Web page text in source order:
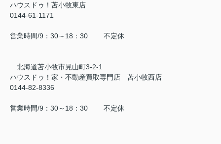
ハウスドゥ！苫小牧東店
0144-61-1171
営業時間/9：30～18：30 不定休
北海道苫小牧市見山町3-2-1
ハウスドゥ！家・不動産買取専門店 苫小牧西店
0144-82-8336
営業時間/9：30～18：30 不定休